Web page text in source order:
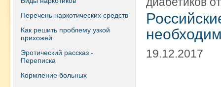
Перечень наркотических средств
Как решить проблему узкой
прихожей
Эротический рассказ -
Переписка
Кормление больных
19.12.2017